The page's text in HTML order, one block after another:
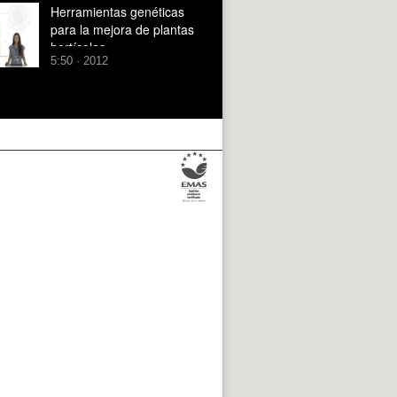
Herramientas genéticas
para la mejora de plantas
hortícolas
5:50 · 2012